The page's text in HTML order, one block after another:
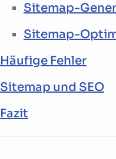
Sitemap-
Sitemap-
Häufige Fehler
Sitemap und SEO
Fazit